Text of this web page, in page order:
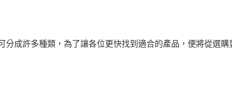
分成許多種類，為了讓各位更快找到適合的產品，便將從選購